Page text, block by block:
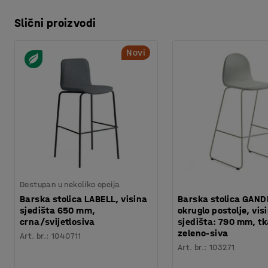
Slični proizvodi
Novi
Dostupan u nekoliko opcija
Barska stolica LABELL, visina
sjedišta 650 mm,
crna/svijetlosiva
Art. br.:1040711
Barska stolica
okruglo postolje,
sjedišta: 790 mm,
zeleno-siva
Art. br.:103271